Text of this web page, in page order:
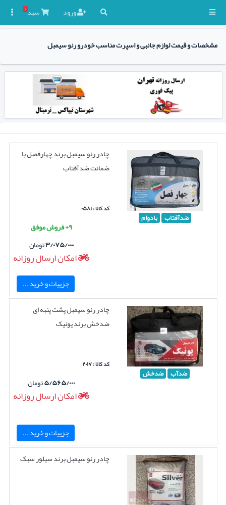
ورود سبد۰
مشخصات و قیمت لوازم جانبی و اسپرت مناسب خودرو رنو سیمبل
ضدآفتاب بادوام
چادر رنو سیمبل برند چهارفصل با
ضمانت ضدآفتاب
کد کالا : ۰۵۸۱
۹+ فروش موفق
۳/۰۷۵/۰۰۰تومان
امکان ارسال روزانه
جزییات و خرید ...
ضدآب ضدخش
چادر رنو سیمبل پشت پنبه ای
ضدخش برند یونیک
کد کالا : ۲۰۱۷
۵/۵۶۵/۰۰۰تومان
امکان ارسال روزانه
جزییات و خرید ...
چادر رنو سیمبل برند سیلور سبک